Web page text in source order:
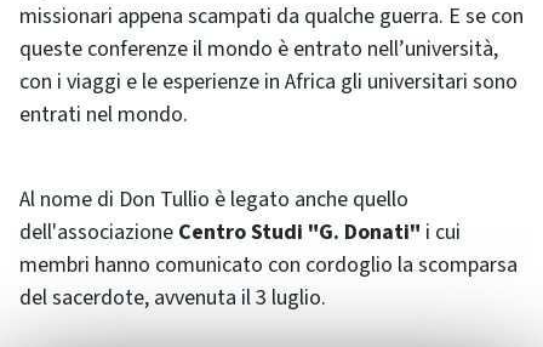
missionari appena scampati da qualche guerra. E se con
queste conferenze il mondo è entrato nell’università,
con i viaggi e le esperienze in Africa gli universitari sono
entrati nel mondo.
Al nome di Don Tullio è legato anche quello
dell'associazione Centro Studi "G. Donati" i cui
membri hanno comunicato con cordoglio la scomparsa
del sacerdote, avvenuta il 3 luglio.